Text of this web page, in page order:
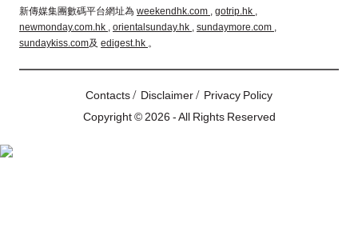
新傳媒集團數碼平台網址為 weekendhk.com , gotrip.hk ,
newmonday.com.hk , orientalsunday.hk , sundaymore.com ,
sundaykiss.com及 edigest.hk 。
Contacts/ Disclaimer/ Privacy Policy
Copyright © 2026 - All Rights Reserved